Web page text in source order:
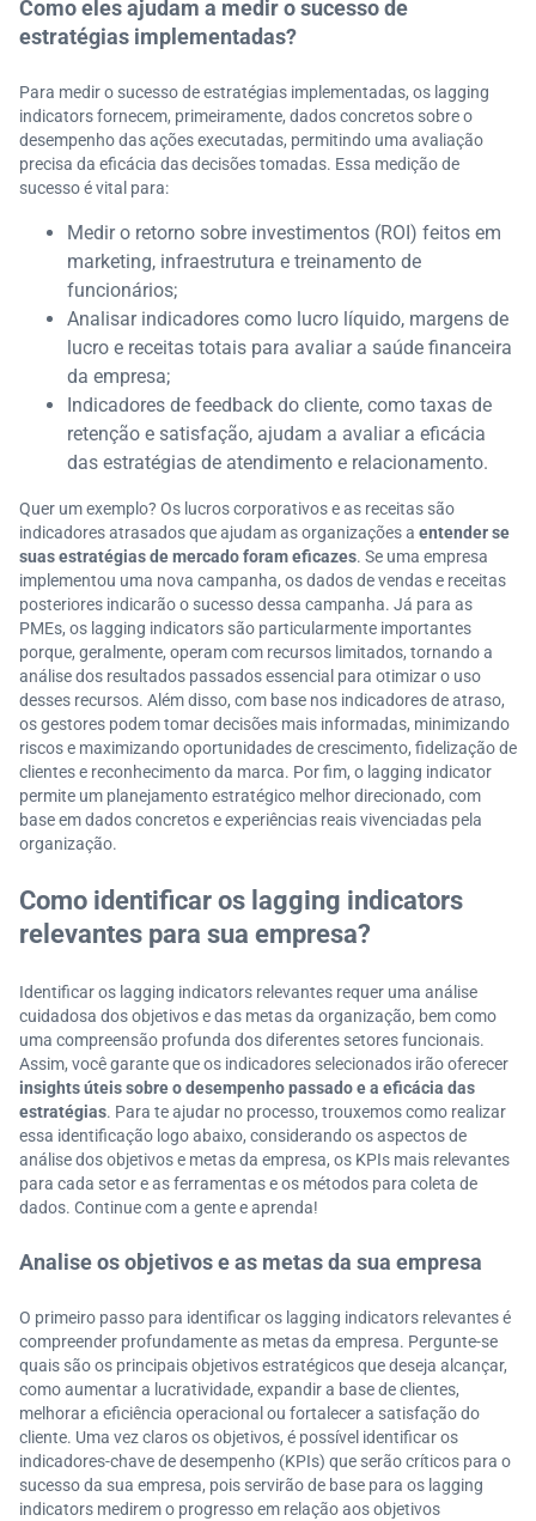
Como eles ajudam a medir o sucesso de
estratégias implementadas?
Para medir o sucesso de estratégias implementadas, os lagging
indicators fornecem, primeiramente, dados concretos sobre o
desempenho das ações executadas, permitindo uma avaliação
precisa da eficácia das decisões tomadas. Essa medição de
sucesso é vital para:
Medir o retorno sobre investimentos (ROI) feitos em
marketing, infraestrutura e treinamento de
funcionários;
Analisar indicadores como lucro líquido, margens de
lucro e receitas totais para avaliar a saúde financeira
da empresa;
Indicadores de feedback do cliente, como taxas de
retenção e satisfação, ajudam a avaliar a eficácia
das estratégias de atendimento e relacionamento.
Quer um exemplo? Os lucros corporativos e as receitas são
indicadores atrasados que ajudam as organizações a entender se
suas estratégias de mercado foram eficazes. Se uma empresa
implementou uma nova campanha, os dados de vendas e receitas
posteriores indicarão o sucesso dessa campanha. Já para as
PMEs, os lagging indicators são particularmente importantes
porque, geralmente, operam com recursos limitados, tornando a
análise dos resultados passados essencial para otimizar o uso
desses recursos. Além disso, com base nos indicadores de atraso,
os gestores podem tomar decisões mais informadas, minimizando
riscos e maximizando oportunidades de crescimento, fidelização de
clientes e reconhecimento da marca. Por fim, o lagging indicator
permite um planejamento estratégico melhor direcionado, com
base em dados concretos e experiências reais vivenciadas pela
organização.
Como identificar os lagging indicators
relevantes para sua empresa?
Identificar os lagging indicators relevantes requer uma análise
cuidadosa dos objetivos e das metas da organização, bem como
uma compreensão profunda dos diferentes setores funcionais.
Assim, você garante que os indicadores selecionados irão oferecer
insights úteis sobre o desempenho passado e a eficácia das
estratégias. Para te ajudar no processo, trouxemos como realizar
essa identificação logo abaixo, considerando os aspectos de
análise dos objetivos e metas da empresa, os KPIs mais relevantes
para cada setor e as ferramentas e os métodos para coleta de
dados. Continue com a gente e aprenda!
Analise os objetivos e as metas da sua empresa
O primeiro passo para identificar os lagging indicators relevantes é
compreender profundamente as metas da empresa. Pergunte-se
quais são os principais objetivos estratégicos que deseja alcançar,
como aumentar a lucratividade, expandir a base de clientes,
melhorar a eficiência operacional ou fortalecer a satisfação do
cliente. Uma vez claros os objetivos, é possível identificar os
indicadores-chave de desempenho (KPIs) que serão críticos para o
sucesso da sua empresa, pois servirão de base para os lagging
indicators medirem o progresso em relação aos objetivos